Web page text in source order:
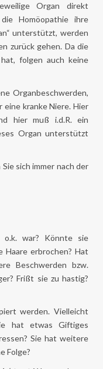
Organ direkt
Homöopathie ihre
unterstützt, werden
zurück gehen. Da die
folgen auch keine
Organbeschwerden,
kranke Niere. Hier
hier muß i.d.R. ein
Organ unterstützt
sich immer nach der
war? Könnte sie
Haare erbrochen? Hat
Beschwerden bzw.
Frißt sie zu hastig?
werden. Vielleicht
hat etwas Giftiges
Sie hat weitere
Folge?